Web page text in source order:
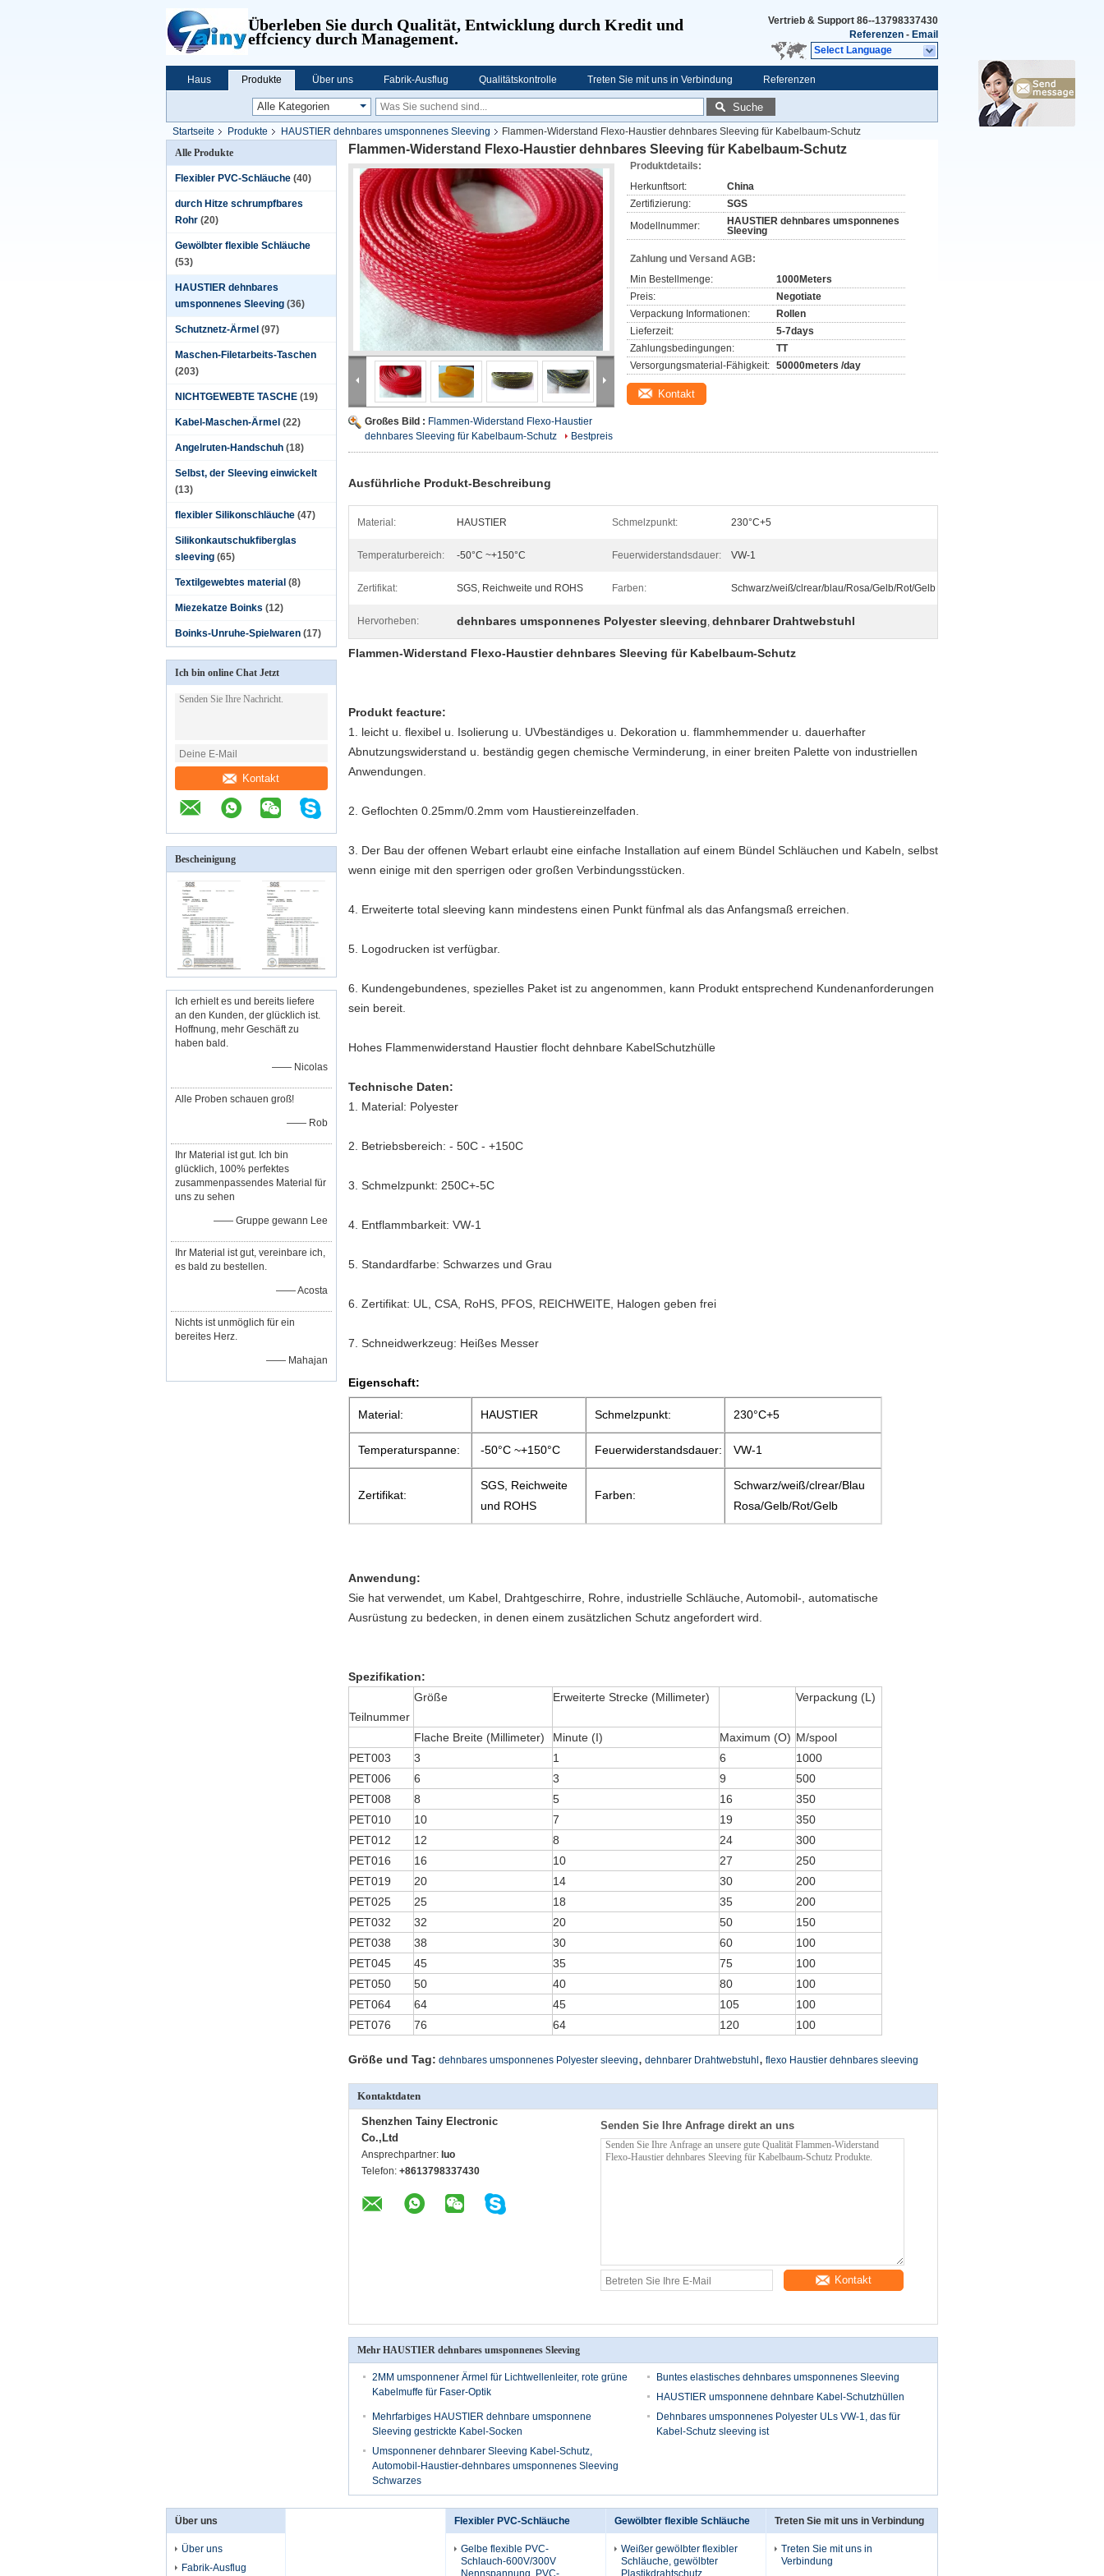
Überleben Sie durch Qualität, Entwicklung durch Kredit und
effciency durch Management.
Vertrieb & Support 86--13798337430
Referenzen - Email
Select Language
Haus Produkte Über uns Fabrik-Ausflug Qualitätskontrolle Treten Sie mit uns in Verbindung Referenzen
Suche
Startseite Produkte HAUSTIER dehnbares umsponnenes Sleeving
Flammen-Widerstand Flexo-Haustier dehnbares Sleeving für Kabelbaum-Schutz
Alle Produkte
Flexibler PVC-Schläuche (40)
durch Hitze schrumpfbares
Rohr (20)
Gewölbter flexible Schläuche
(53)
HAUSTIER dehnbares
umsponnenes Sleeving (36)
Schutznetz-Ärmel (97)
Maschen-Filetarbeits-Taschen
(203)
NICHTGEWEBTE TASCHE (19)
Kabel-Maschen-Ärmel (22)
Angelruten-Handschuh (18)
Selbst, der Sleeving einwickelt
(13)
flexibler Silikonschläuche (47)
Silikonkautschukfiberglas
sleeving (65)
Textilgewebtes material (8)
Miezekatze Boinks (12)
Boinks-Unruhe-Spielwaren (17)
Ich bin online Chat Jetzt
Kontakt
Bescheinigung
Ich erhielt es und bereits liefere
an den Kunden, der glücklich ist.
Hoffnung, mehr Geschäft zu
haben bald.
—— Nicolas
Alle Proben schauen groß!
—— Rob
Ihr Material ist gut. Ich bin
glücklich, 100% perfektes
zusammenpassendes Material für
uns zu sehen
—— Gruppe gewann Lee
Ihr Material ist gut, vereinbare ich,
es bald zu bestellen.
—— Acosta
Nichts ist unmöglich für ein
bereites Herz.
—— Mahajan
Flammen-Widerstand Flexo-Haustier dehnbares Sleeving für Kabelbaum-Schutz
Großes Bild : Flammen-Widerstand Flexo-Haustier
dehnbares Sleeving für Kabelbaum-Schutz
Bestpreis
Produktdetails:
Herkunftsort:
China
Zertifizierung:
SGS
Modellnummer:
HAUSTIER dehnbares umsponnenes
Sleeving
Zahlung und Versand AGB:
Min Bestellmenge:
1000Meters
Preis:
Negotiate
Verpackung Informationen:
Rollen
Lieferzeit:
5-7days
Zahlungsbedingungen:
TT
Versorgungsmaterial-Fähigkeit: 50000meters /day
Kontakt
Ausführliche Produkt-Beschreibung
Material: HAUSTIER Schmelzpunkt: 230°C+5
Temperaturbereich: -50°C ~+150°C Feuerwiderstandsdauer: VW-1
Zertifikat: SGS, Reichweite und ROHS Farben: Schwarz/weiß/clrear/blau/Rosa/Gelb/Rot/Gelb
Hervorheben: dehnbares umsponnenes Polyester sleeving, dehnbarer Drahtwebstuhl
Flammen-Widerstand Flexo-Haustier dehnbares Sleeving für Kabelbaum-Schutz
Produkt feacture:
1. leicht u. flexibel u. Isolierung u. UVbeständiges u. Dekoration u. flammhemmender u. dauerhafter
Abnutzungswiderstand u. beständig gegen chemische Verminderung, in einer breiten Palette von industriellen
Anwendungen.
2. Geflochten 0.25mm/0.2mm vom Haustiereinzelfaden.
3. Der Bau der offenen Webart erlaubt eine einfache Installation auf einem Bündel Schläuchen und Kabeln, selbst
wenn einige mit den sperrigen oder großen Verbindungsstücken.
4. Erweiterte total sleeving kann mindestens einen Punkt fünfmal als das Anfangsmaß erreichen.
5. Logodrucken ist verfügbar.
6. Kundengebundenes, spezielles Paket ist zu angenommen, kann Produkt entsprechend Kundenanforderungen
sein bereit.
Hohes Flammenwiderstand Haustier flocht dehnbare KabelSchutzhülle
Technische Daten:
1. Material: Polyester
2. Betriebsbereich: - 50C - +150C
3. Schmelzpunkt: 250C+-5C
4. Entflammbarkeit: VW-1
5. Standardfarbe: Schwarzes und Grau
6. Zertifikat: UL, CSA, RoHS, PFOS, REICHWEITE, Halogen geben frei
7. Schneidwerkzeug: Heißes Messer
Eigenschaft:
Material: HAUSTIER Schmelzpunkt: 230°C+5
Temperaturspanne: -50°C ~+150°C Feuerwiderstandsdauer: VW-1
Zertifikat:
SGS, Reichweite
und ROHS
Farben:
Schwarz/weiß/clrear/Blau
Rosa/Gelb/Rot/Gelb
Anwendung:
Sie hat verwendet, um Kabel, Drahtgeschirre, Rohre, industrielle Schläuche, Automobil-, automatische
Ausrüstung zu bedecken, in denen einem zusätzlichen Schutz angefordert wird.
Spezifikation:
Teilnummer
Größe Erweiterte Strecke (Millimeter) Verpackung (L)
Flache Breite (Millimeter) Minute (I) Maximum (O) M/spool
PET003
3 1 6
1000
PET006
6 3 9
500
PET008
8 5 16
350
PET010
10 7 19
350
PET012
12 8 24
300
PET016
16 10 27
250
PET019
20 14 30
200
PET025
25 18 35
200
PET032
32 20 50
150
PET038
38 30 60
100
PET045
45 35 75
100
PET050
50 40 80
100
PET064
64 45 105
100
PET076
76 64 120 100
Größe und Tag: dehnbares umsponnenes Polyester sleeving, dehnbarer Drahtwebstuhl , flexo Haustier dehnbares sleeving
Kontaktdaten
Shenzhen Tainy Electronic
Co.,Ltd
Ansprechpartner: luo
Telefon: +8613798337430
Senden Sie Ihre Anfrage direkt an uns
Kontakt
Mehr HAUSTIER dehnbares umsponnenes Sleeving
2MM umsponnener Ärmel für Lichtwellenleiter, rote grüne
Kabelmuffe für Faser-Optik
Buntes elastisches dehnbares umsponnenes Sleeving
HAUSTIER umsponnene dehnbare Kabel-Schutzhüllen
Mehrfarbiges HAUSTIER dehnbare umsponnene
Sleeving gestrickte Kabel-Socken
Dehnbares umsponnenes Polyester ULs VW-1, das für
Kabel-Schutz sleeving ist
Umsponnener dehnbarer Sleeving Kabel-Schutz,
Automobil-Haustier-dehnbares umsponnenes Sleeving
Schwarzes
Über uns
Über uns
Fabrik-Ausflug
Flexibler PVC-Schläuche
Gelbe flexible PVC-
Schlauch-600V/300V
Nennspannung, PVC-
Gewölbter flexible Schläuche
Weißer gewölbter flexibler
Schläuche, gewölbter
Plastikdrahtschutz
Treten Sie mit uns in Verbindung
Treten Sie mit uns in
Verbindung